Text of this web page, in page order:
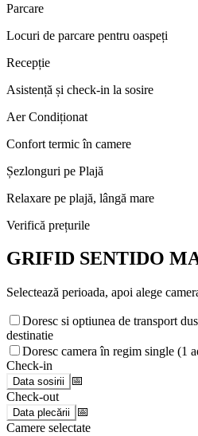
Parcare
Locuri de parcare pentru oaspeți
Recepție
Asistență și check-in la sosire
Aer Condiționat
Confort termic în camere
Șezlonguri pe Plajă
Relaxare pe plajă, lângă mare
Verifică prețurile
GRIFID SENTIDO
Selectează perioada, apoi alege
Doresc si optiunea de transport
destinatie
Doresc camera în regim single (1
Check-in
Data sosirii
📅
Check-out
Data plecării
📅
Camere selectate